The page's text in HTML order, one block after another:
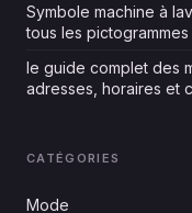
Symbole machine à
tous les pictogrammes
le guide complet des
adresses, horaires et
CATÉGORIES
Mode